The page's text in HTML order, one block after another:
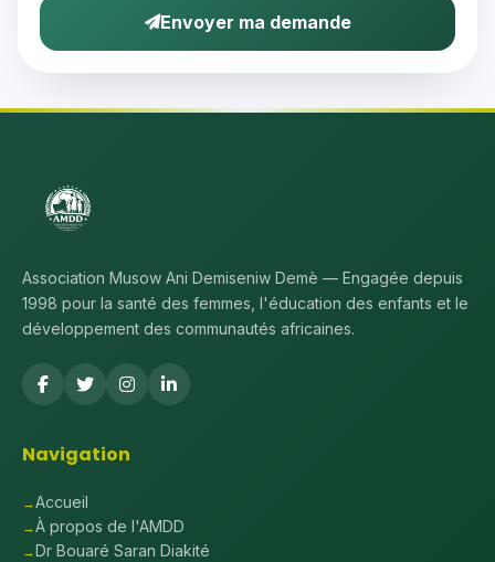
Envoyer ma demande
Association Musow Ani Demiseniw Demè — Engagée depuis
1998 pour la santé des femmes, l'éducation des enfants et le
développement des communautés africaines.
Navigation
Accueil
À propos de l'AMDD
Dr Bouaré Saran Diakité